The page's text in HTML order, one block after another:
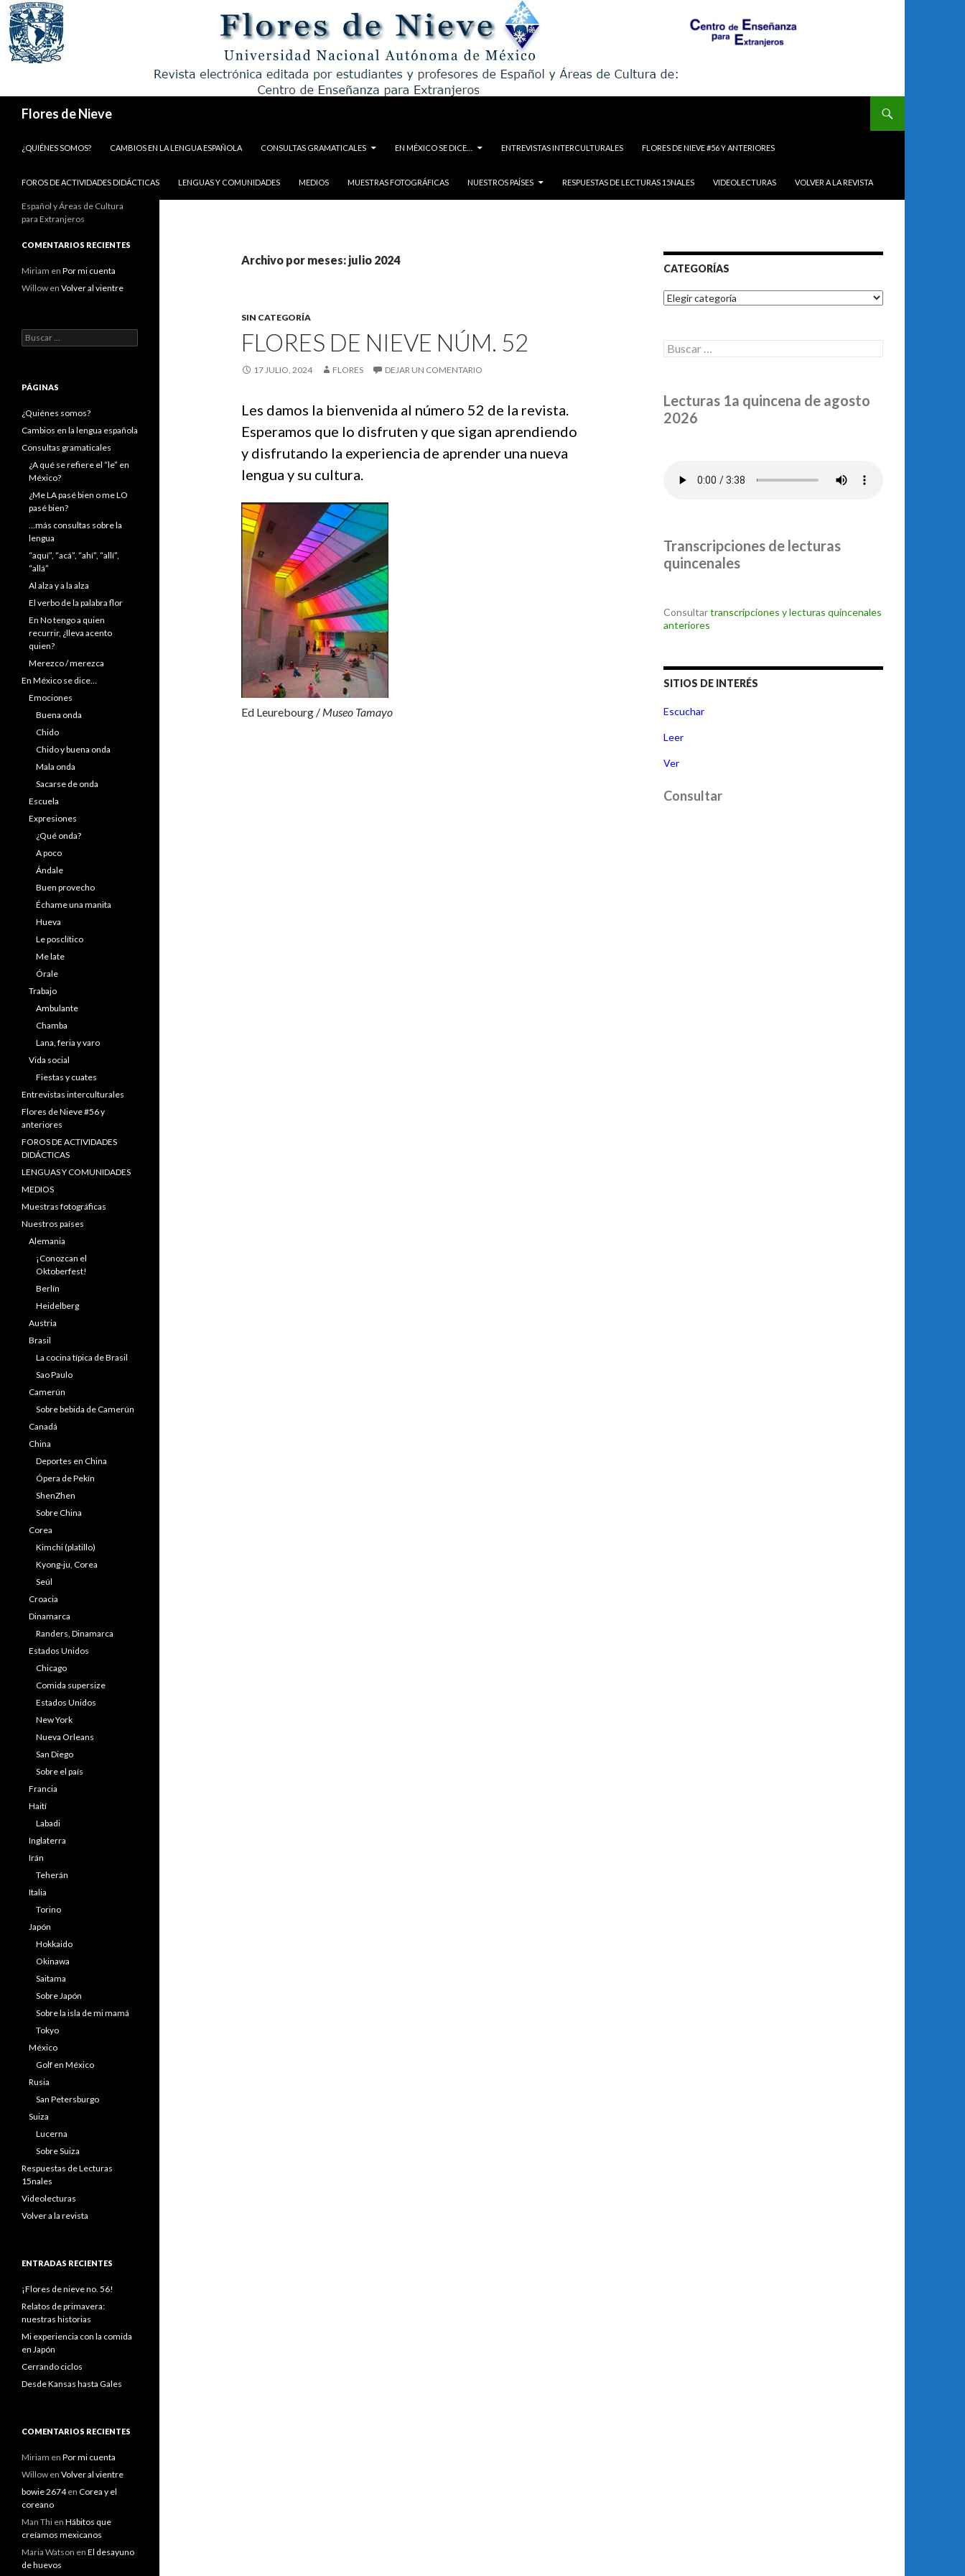
Flores de Nieve
¿QUIÉNES SOMOS?
CAMBIOS EN LA LENGUA ESPAÑOLA CONSULTAS GRAMATICALES EN MÉXICO SE DICE… ENTREVISTAS INTERCULTURALES FLORES DE NIEVE #56 Y ANTERIORES
FOROS DE ACTIVIDADES DIDÁCTICAS LENGUAS Y COMUNIDADES MEDIOS MUESTRAS FOTOGRÁFICAS NUESTROS PAÍSES RESPUESTAS DE LECTURAS 15NALES VIDEOLECTURAS VOLVER A LA REVISTA
Archivo por meses: julio 2024
SIN CATEGORÍA
FLORES DE NIEVE NÚM. 52
17 JULIO, 2024 FLORES DEJAR UN COMENTARIO
Les damos la bienvenida al número 52 de la revista.
Esperamos que lo disfruten y que sigan aprendiendo
y disfrutando la experiencia de aprender una nueva
lengua y su cultura.
Ed Leurebourg / Museo Tamayo
CATEGORÍAS
Categorías
Buscar:
Lecturas 1a quincena de agosto
2026
Transcripciones de lecturas
quincenales
Consultartranscripciones y lecturas quincenales
anteriores
SITIOS DE INTERÉS
Escuchar
Leer
Ver
Consultar
Español y Áreas de Cultura
para Extranjeros
COMENTARIOS RECIENTES
Miriam en Por mi cuenta
Willow en Volver al vientre
Buscar:
PÁGINAS
¿Quiénes somos?
Cambios en la lengua española
Consultas gramaticales
¿A qué se refiere el “le” en
México?
¿Me LA pasé bien o me LO
pasé bien?
…más consultas sobre la
lengua
“aquí”, “acá”, “ahí”, “allí”,
“allá”
Al alza y a la alza
El verbo de la palabra flor
En No tengo a quien
recurrir, ¿lleva acento
quien?
Merezco / merezca
En México se dice…
Emociones
Buena onda
Chido
Chido y buena onda
Mala onda
Sacarse de onda
Escuela
Expresiones
¿Qué onda?
A poco
Ándale
Buen provecho
Échame una manita
Hueva
Le posclítico
Me late
Órale
Trabajo
Ambulante
Chamba
Lana, feria y varo
Vida social
Fiestas y cuates
Entrevistas interculturales
Flores de Nieve #56 y
anteriores
FOROS DE ACTIVIDADES
DIDÁCTICAS
LENGUAS Y COMUNIDADES
MEDIOS
Muestras fotográficas
Nuestros países
Alemania
¡Conozcan el
Oktoberfest!
Berlín
Heidelberg
Austria
Brasil
La cocina típica de Brasil
Sao Paulo
Camerún
Sobre bebida de Camerún
Canadá
China
Deportes en China
Ópera de Pekín
ShenZhen
Sobre China
Corea
Kimchi (platillo)
Kyong-ju, Corea
Seúl
Croacia
Dinamarca
Randers, Dinamarca
Estados Unidos
Chicago
Comida supersize
Estados Unidos
New York
Nueva Orleans
San Diego
Sobre el país
Francia
Haití
Labadi
Inglaterra
Irán
Teherán
Italia
Torino
Japón
Hokkaido
Okinawa
Saitama
Sobre Japón
Sobre la isla de mi mamá
Tokyo
México
Golf en México
Rusia
San Petersburgo
Suiza
Lucerna
Sobre Suiza
Respuestas de Lecturas
15nales
Videolecturas
Volver a la revista
ENTRADAS RECIENTES
¡Flores de nieve no. 56!
Relatos de primavera:
nuestras historias
Mi experiencia con la comida
en Japón
Cerrando ciclos
Desde Kansas hasta Gales
COMENTARIOS RECIENTES
Miriam en Por mi cuenta
Willow en Volver al vientre
bowie 2674en Corea y el
coreano
Man Thi en Hábitos que
creíamos mexicanos
Maria Watson en El desayuno
de huevos